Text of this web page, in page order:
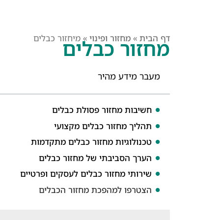
דף הבית » מחזור ופינוי » מיחזור כבליםמחזור כבלים
מעבר מידע מהיר
חשיבות מחזור פסולת כבלים
תהליך מחזור כבלים מקצועי
טכנולוגיות מחזור כבלים מתקדמות
הערך הסביבתי של מחזור כבלים
שירותי מחזור כבלים לעסקים ופרטיים
הצטרפו למהפכת מחזור הכבלים